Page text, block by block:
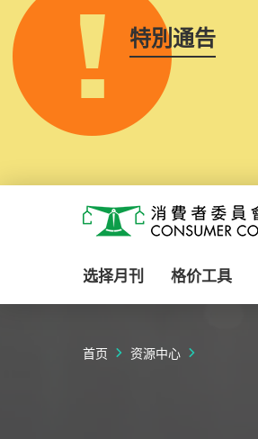
特別通告
消费者委员会
选择月刊 格价工具
首页 资源中心